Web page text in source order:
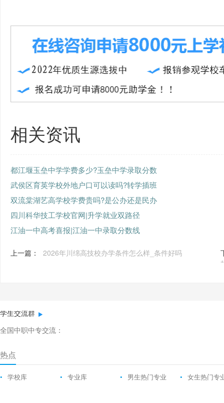
相关资讯
都江堰玉垒中学学费多少?玉垒中学录取分数
武侯区育英学校外地户口可以读吗?转学插班
双流棠湖艺高学校学费贵吗?是公办还是民办
四川科华技工学校官网|升学就业双路径
江油一中高考喜报|江油一中录取分数线
上一篇： 2026年川绵高技校办学条件怎么样_条件好吗
学生交流群
全国中职中专交流：
热点
• 学校库 • 专业库 • 男生热门专业 • 女生热门专